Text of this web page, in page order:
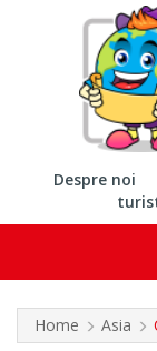
Despre noi
Home Asia